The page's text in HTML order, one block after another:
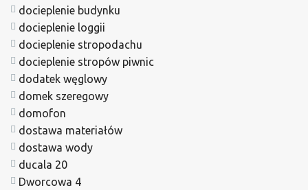
docieplenie budynku
docieplenie loggii
docieplenie stropodachu
docieplenie stropów piwnic
dodatek węglowy
domek szeregowy
domofon
dostawa materiałów
dostawa wody
ducala 20
Dworcowa 4